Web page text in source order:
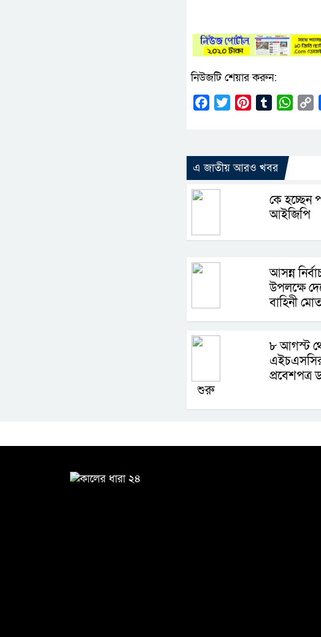
নিউজটি শেয়ার করুন:
Facebook
Twitter PinterestTumblr
এ জাতীয় আরও খবর
কে হচ্ছেন
আইজিপি
আসন্ন
উপলক্ষে
বাহিনী
৮ আগস্ট
প্রবেশপত্র
শুরু